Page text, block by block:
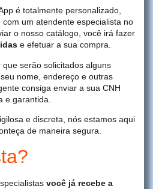
é totalmente personalizado,
um atendente especialista no
o nosso catálogo, você irá fazer
e efetuar a sua compra.
serão solicitados alguns
nome, endereço e outras
consiga enviar a sua CNH
e garantida.
e discreta, nós estamos aqui
de maneira segura.
você já recebe a